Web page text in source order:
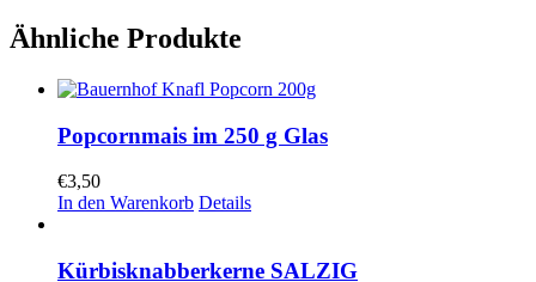
Ähnliche Produkte
Popcornmais im 250 g Glas
€3,50
In den Warenkorb Details
Kürbisknabberkerne SALZIG